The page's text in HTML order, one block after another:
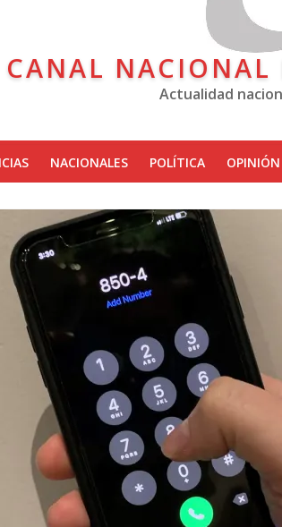
CANAL NACIONAL
Actualidad
NACIONALES POLÍTICA OPINIÓN